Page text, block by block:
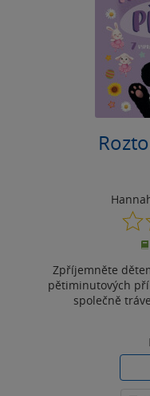
Zpříjemněte
pětiminutových
společně